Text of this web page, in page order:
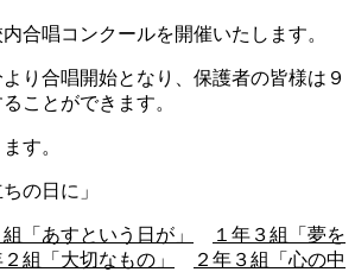
合唱コンクールを開催いたします。
り合唱開始となり、保護者の皆様は９
ことができます。
す。
日に」
組「あすという日が」
１年３組「夢を
２組「大切なもの」
２年３組「心の中